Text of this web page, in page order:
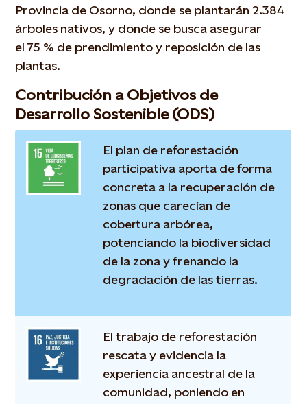
Provincia de Osorno, donde se plantarán 2.384
árboles nativos, y donde se busca asegurar
el 75 % de prendimiento y reposición de las
plantas.
Contribución a Objetivos de
Desarrollo Sostenible (ODS)
El plan de reforestación
participativa aporta de forma
concreta a la recuperación de
zonas que carecían de
cobertura arbórea,
potenciando la biodiversidad
de la zona y frenando la
degradación de las tierras.
El trabajo de reforestación
rescata y evidencia la
experiencia ancestral de la
comunidad, poniendo en